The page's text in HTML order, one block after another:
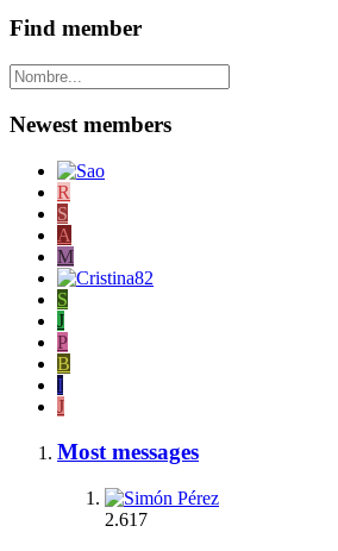
Find member
Newest members
R
S
A
M
S
J
P
B
I
J
Most messages
2.617